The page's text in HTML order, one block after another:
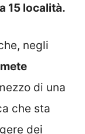
15 località.
negli
di una
che sta
dei